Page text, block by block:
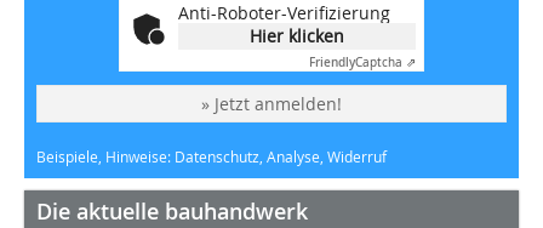
Anti-Roboter-Verifizierung
Hier klicken
FriendlyCaptcha ⇗
» Jetzt anmelden!
Beispiele, Hinweise: Datenschutz, Analyse, Widerruf
Die aktuelle bauhandwerk